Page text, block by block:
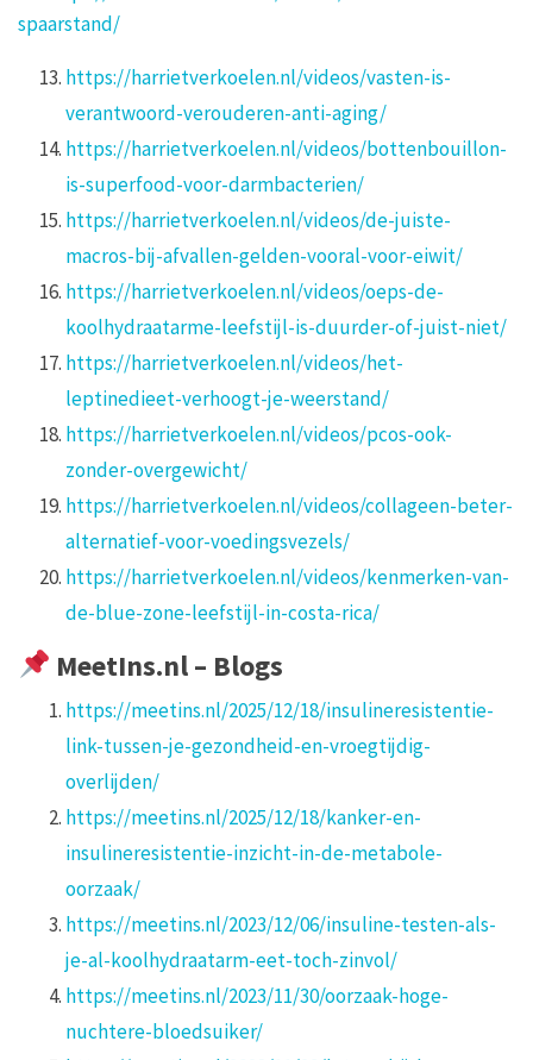
spaarstand/
https://harrietverkoelen.nl/videos/vasten-is-
verantwoord-verouderen-anti-aging/
https://harrietverkoelen.nl/videos/bottenbouillon-
is-superfood-voor-darmbacterien/
https://harrietverkoelen.nl/videos/de-juiste-
macros-bij-afvallen-gelden-vooral-voor-eiwit/
https://harrietverkoelen.nl/videos/oeps-de-
koolhydraatarme-leefstijl-is-duurder-of-juist-niet/
https://harrietverkoelen.nl/videos/het-
leptinedieet-verhoogt-je-weerstand/
https://harrietverkoelen.nl/videos/pcos-ook-
zonder-overgewicht/
https://harrietverkoelen.nl/videos/collageen-beter-
alternatief-voor-voedingsvezels/
https://harrietverkoelen.nl/videos/kenmerken-van-
de-blue-zone-leefstijl-in-costa-rica/
MeetIns.nl – Blogs
https://meetins.nl/2025/12/18/insulineresistentie-
link-tussen-je-gezondheid-en-vroegtijdig-
overlijden/
https://meetins.nl/2025/12/18/kanker-en-
insulineresistentie-inzicht-in-de-metabole-
oorzaak/
https://meetins.nl/2023/12/06/insuline-testen-als-
je-al-koolhydraatarm-eet-toch-zinvol/
https://meetins.nl/2023/11/30/oorzaak-hoge-
nuchtere-bloedsuiker/